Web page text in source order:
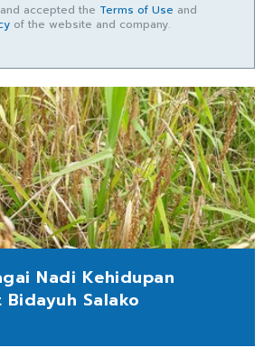
accepted the Terms of Use and
of the website and company.
Nadi Kehidupan
Bidayuh Salako